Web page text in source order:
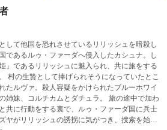
として他国を恐れさせているリリッシュを暗殺し
であるルゥ・ファーダへ侵入したカシュナ。し
」であるリリッシュに魅入られ、共に旅をする
村の生贄として捧げられそうになっていたとこ
たルヴァ。殺人容疑をかけられたブルーホワイ
姉妹、コルチカムとダチュラ。 旅の途中で加わ
共に行動をする裏で、ルゥ・ファーダ国に兵士
ヤがリリッシュの誘拐に気がつき、捜索を始め